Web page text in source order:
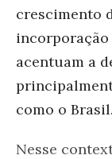
crescimento
acentuam a
como o Brasil.
Nesse